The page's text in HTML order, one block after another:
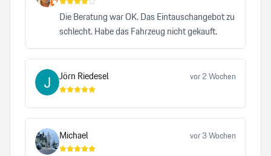
Die Beratung war OK. Das Eintauschangebot zu
schlecht. Habe das Fahrzeug nicht gekauft.
Jörn Riedesel vor 2 Wochen
Michael vor 3 Wochen